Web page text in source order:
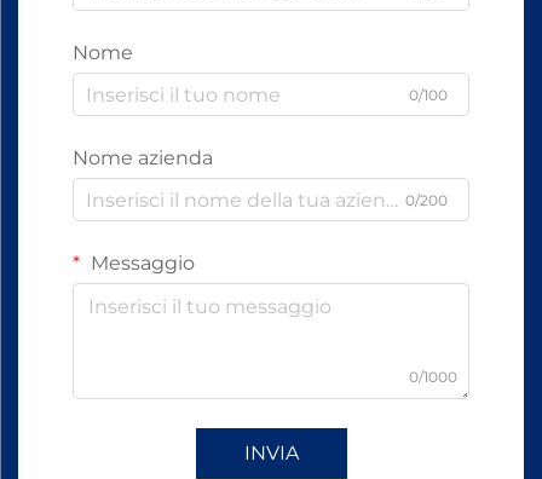
Nome
0/100
Nome azienda
0/200
Messaggio
0/1000
INVIA